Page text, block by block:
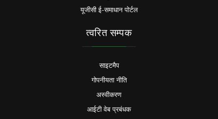
यूजीसी ई-समाधान पोर्टल
त्वरित सम्पक
साइटमैप
गोपनीयता नीति
अस्वीकरण
आईटी वेब प्रबंधक